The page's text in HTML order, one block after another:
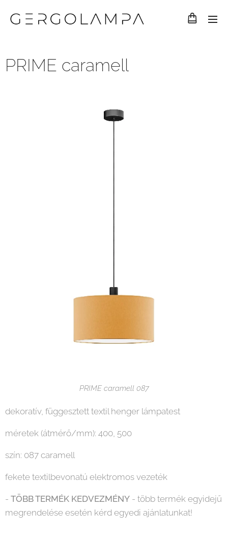
PRIME caramell
PRIME caramell 087
dekoratív, függesztett textil henger lámpatest
méretek (átmérő/mm): 400, 500
szín: 087 caramell
fekete textilbevonatú elektromos vezeték
- TÖBB TERMÉK KEDVEZMÉNY - több termék egyidejű
megrendelése esetén kérd egyedi ajánlatunkat!